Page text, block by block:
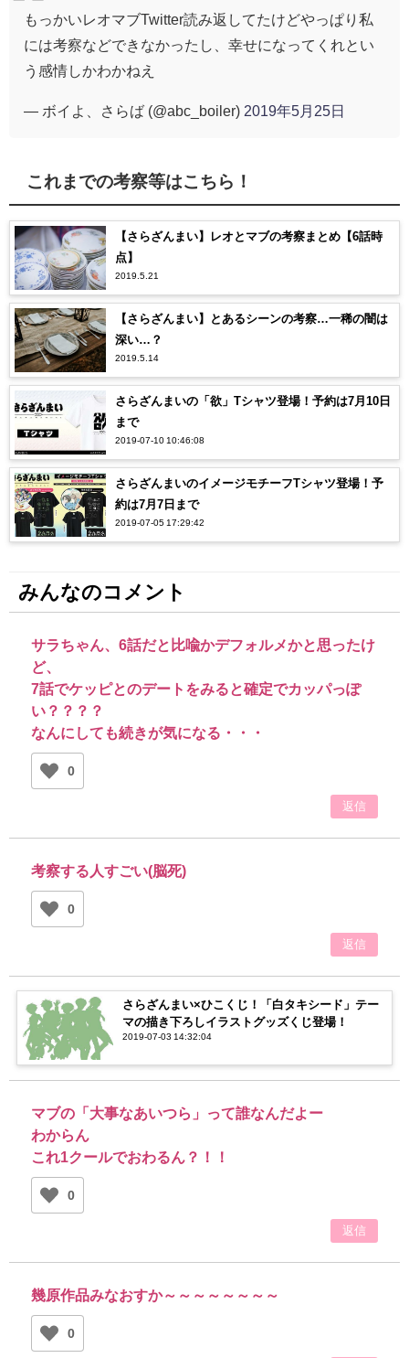
もっかいレオマブTwitter読み返してたけどやっぱり私
には考察などできなかったし、幸せになってくれとい
う感情しかわかねえ
— ボイよ、さらば (@abc_boiler) 2019年5月25日
これまでの考察等はこちら！
【さらざんまい】レオとマブの考察まとめ【6話時
点】
2019.5.21
【さらざんまい】とあるシーンの考察…一稀の闇は
深い…？
2019.5.14
さらざんまいの「欲」Tシャツ登場！予約は7月10日
まで
2019-07-10 10:46:08
さらざんまいのイメージモチーフTシャツ登場！予
約は7月7日まで
2019-07-05 17:29:42
みんなのコメント
サラちゃん、6話だと比喩かデフォルメかと思ったけ
ど、
7話でケッピとのデートをみると確定でカッパっぽ
い？？？？
なんにしても続きが気になる・・・
0
返信
考察する人すごい(脳死)
0
返信
さらざんまい×ひこくじ！「白タキシード」テー
マの描き下ろしイラストグッズくじ登場！
2019-07-03 14:32:04
マブの「大事なあいつら」って誰なんだよー
わからん
これ1クールでおわるん？！！
0
返信
幾原作品みなおすか～～～～～～～～
0